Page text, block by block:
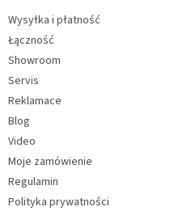
Wysyłka i płatność
Łączność
Showroom
Servis
Reklamace
Blog
Video
Moje zamówienie
Regulamin
Polityka prywatności